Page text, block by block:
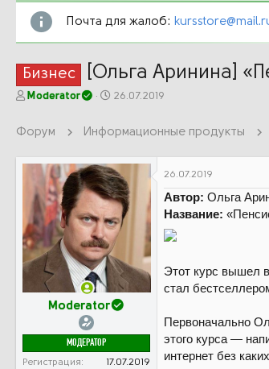
Почта для жалоб:
Бизнес [Ольга Аринина]
А
о
Moderator
Д
а
а
ч
а
а
26.07.2019
Форум Информационные продукты
Moderator
МОДЕРАТОР
Регистрация
17.07.2019
26.07.2019
Автор: Ольга
Название:
Этот курс вышел
стал
Первоначально
этого курса —
интернет без